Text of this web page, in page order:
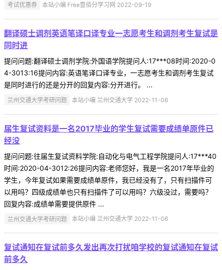
考试优惠券 本站小编 Free壹佰分学习网 2022-09-19
翻译硕士调剂英语笔译口译专业一志愿考生和调剂考生复试是
同时进
提问问题:翻译硕士调剂学院:外国语学院提问人:17***08时间:2020-0
4-3013:16提问内容:英语笔译口译专业，一志愿考生和调剂考生复试
是同时进行的还是分开的回复内容:分开进行。 ...
兰州交通大学考研问题 本站小编 兰州交通大学 2022-11-06
届生复试资料是一名2017毕业的学生复试需要成绩单原件已
经没
提问问题:往届生复试资料学院:自动化与电气工程学院提问人:17***40
时间:2020-04-3012:26提问内容:老师您好，我是一名2017年毕业的
学生，今年复试如果需要成绩单原件，我已经没有了，只有扫描件可
以用吗？四级成绩单也只有扫描件了可以用吗？六级没过，需要吗？
回复内容:成绩单需要提供原件 ...
兰州交通大学考研问题 本站小编 兰州交通大学 2022-11-06
复试通知在复试前多久发出再次打扰咱学校的复试通知在复试
前多久